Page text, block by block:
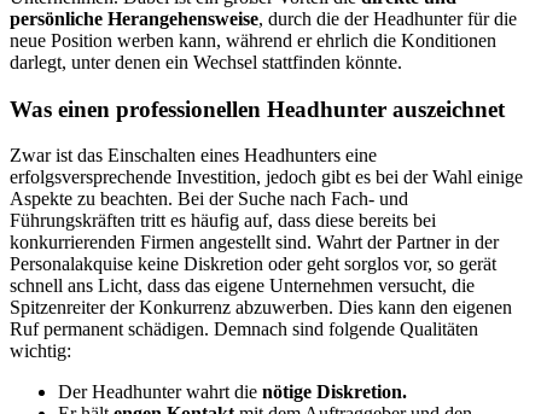
persönliche Herangehensweise, durch die der Headhunter für die
neue Position werben kann, während er ehrlich die Konditionen
darlegt, unter denen ein Wechsel stattfinden könnte.
Was einen professionellen Headhunter auszeichnet
Zwar ist das Einschalten eines Headhunters eine
erfolgsversprechende Investition, jedoch gibt es bei der Wahl einige
Aspekte zu beachten. Bei der Suche nach Fach- und
Führungskräften tritt es häufig auf, dass diese bereits bei
konkurrierenden Firmen angestellt sind. Wahrt der Partner in der
Personalakquise keine Diskretion oder geht sorglos vor, so gerät
schnell ans Licht, dass das eigene Unternehmen versucht, die
Spitzenreiter der Konkurrenz abzuwerben. Dies kann den eigenen
Ruf permanent schädigen. Demnach sind folgende Qualitäten
wichtig:
Der Headhunter wahrt die nötige Diskretion.